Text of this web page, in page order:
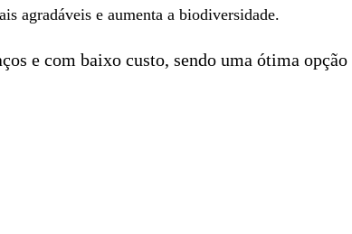
agradáveis e aumenta a biodiversidade.
e com baixo custo, sendo uma ótima opção